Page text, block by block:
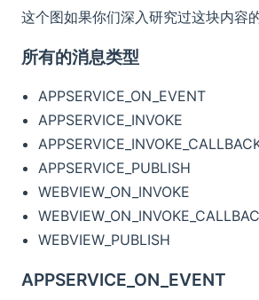
这个图如果你们深入研究过这块内
所有的消息类型
APPSERVICE_ON_EVENT
APPSERVICE_INVOKE
APPSERVICE_PUBLISH
WEBVIEW_ON_INVOKE
WEBVIEW_PUBLISH
APPSERVICE_ON_EVENT